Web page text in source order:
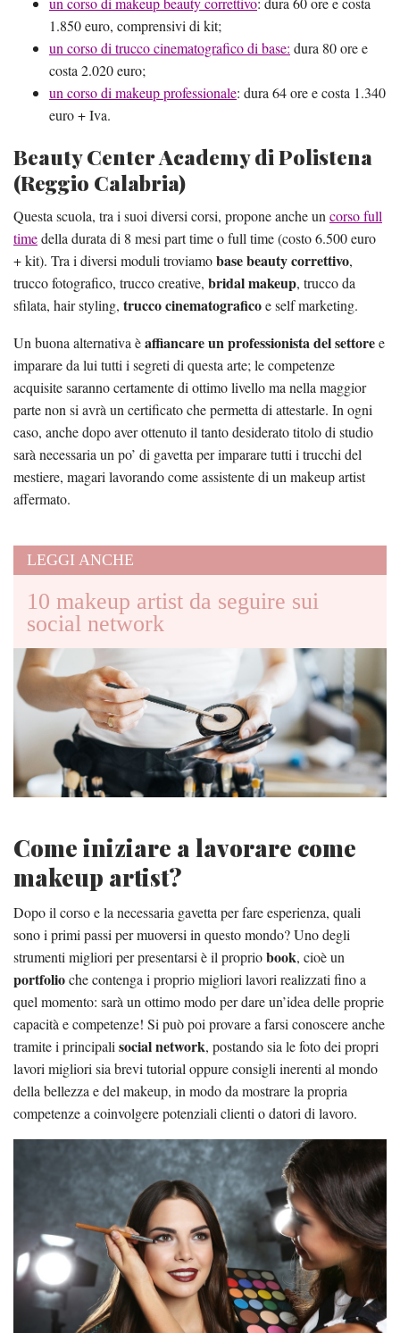
1.850 euro, comprensivi di kit;
un corso di trucco cinematografico di base: dura 80 ore e
costa 2.020 euro;
un corso di makeup professionale: dura 64 ore e costa 1.340
euro + Iva.
Beauty Center Academy di Polistena
(Reggio Calabria)
Questa scuola, tra i suoi diversi corsi, propone anche un corso full
timedella durata di 8 mesi part time o full time (costo 6.500 euro
+ kit). Tra i diversi moduli troviamobase beauty correttivo,
trucco fotografico, trucco creative, bridal makeup, trucco da
sfilata, hair styling, trucco cinematograficoe self marketing.
Un buona alternativa èaffiancare un professionista del settoree
imparare da lui tutti i segreti di questa arte; le competenze
acquisite saranno certamente di ottimo livello ma nella maggior
parte non si avrà un certificato che permetta di attestarle. In ogni
caso, anche dopo aver ottenuto il tanto desiderato titolo di studio
sarà necessaria un po’ di gavetta per imparare tutti i trucchi del
mestiere, magari lavorando come assistente di un makeup artist
affermato.
LEGGI ANCHE
10 makeup artist da seguire sui
social network
Come iniziare a lavorare come
makeup artist?
Dopo il corso e la necessaria gavetta per fare esperienza, quali
sono i primi passi per muoversi in questo mondo? Uno degli
strumenti migliori per presentarsi è il propriobook, cioè un
portfolioche contenga i proprio migliori lavori realizzati fino a
quel momento: sarà un ottimo modo per dare un’idea delle proprie
capacità e competenze! Si può poi provare a farsi conoscere anche
tramite i principalisocial network, postando sia le foto dei propri
lavori migliori sia brevi tutorial oppure consigli inerenti al mondo
della bellezza e del makeup, in modo da mostrare la propria
competenze a coinvolgere potenziali clienti o datori di lavoro.